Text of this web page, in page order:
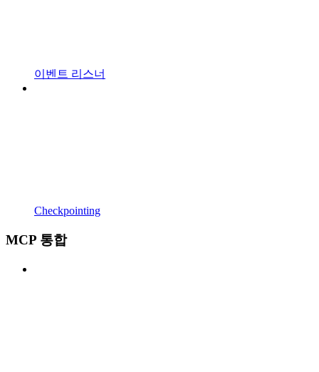
이벤트 리스너
Checkpointing
MCP 통합